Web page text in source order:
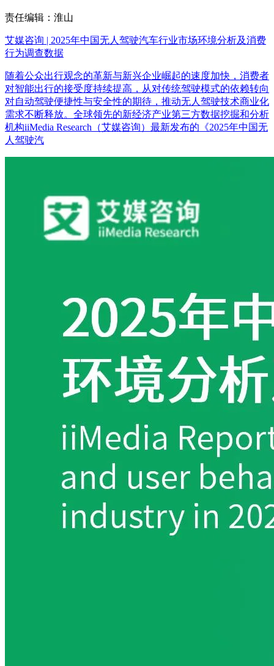
责任编辑：淮山
艾媒咨询 | 2025年中国无人驾驶汽车行业市场环境分析及消费
行为调查数据
随着公众出行观念的革新与新兴企业崛起的速度加快，消费者
对智能出行的接受度持续提高，从对传统驾驶模式的依赖转向
对自动驾驶便捷性与安全性的期待，推动无人驾驶技术商业化
需求不断释放。全球领先的新经济产业第三方数据挖掘和分析
机构iiMedia Research（艾媒咨询）最新发布的《2025年中国无
人驾驶汽